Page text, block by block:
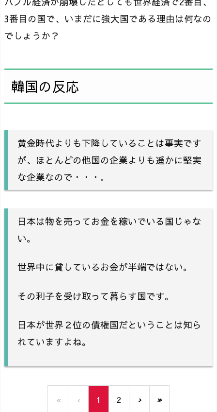
3番目の国で、いまだに強大国である理由は何なの
でしょうか？
韓国の反応
黄金時代よりも下降していることは事実です
が、ほとんどの他国の企業よりも遥かに堅実
な企業なので・・・。
日本は物を売ってお金を稼いでいる国じゃな
い。
世界中に貸しているお金が半端ではない。
その利子を受け取って暮らす国です。
日本が世界２位の債権国だということは知ら
れていますよね。
« ‹ 1 2 › »